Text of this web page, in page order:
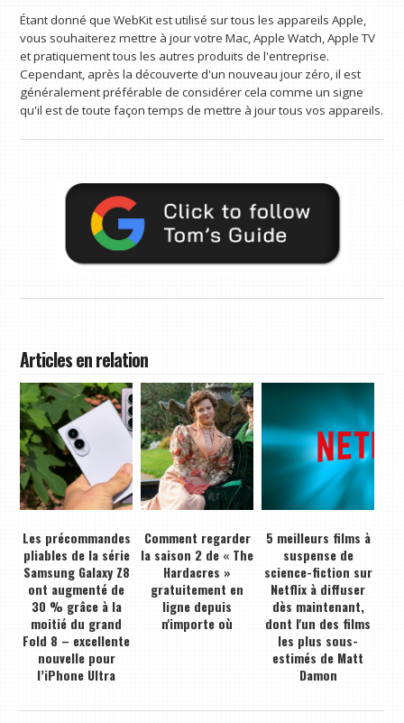
Étant donné que WebKit est utilisé sur tous les appareils Apple,
vous souhaiterez mettre à jour votre Mac, Apple Watch, Apple TV
et pratiquement tous les autres produits de l'entreprise.
Cependant, après la découverte d'un nouveau jour zéro, il est
généralement préférable de considérer cela comme un signe
qu'il est de toute façon temps de mettre à jour tous vos appareils.
Articles en relation
Les précommandes
pliables de la série
Samsung Galaxy Z8
ont augmenté de
30 % grâce à la
moitié du grand
Fold 8 – excellente
nouvelle pour
l’iPhone Ultra
Comment regarder
la saison 2 de « The
Hardacres »
gratuitement en
ligne depuis
n'importe où
5 meilleurs films à
suspense de
science-fiction sur
Netflix à diffuser
dès maintenant,
dont l'un des films
les plus sous-
estimés de Matt
Damon